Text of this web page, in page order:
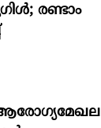
രണ്ടാം
ആരോഗ്യമേഖല